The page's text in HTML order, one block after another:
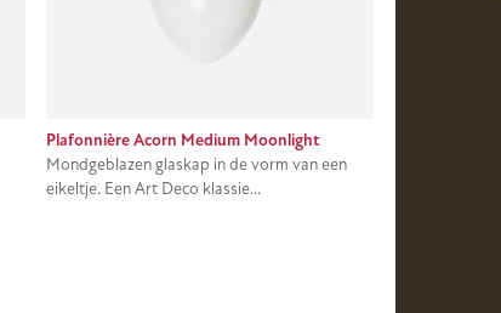
Plafonnière Acorn Medium Moonlight
Mondgeblazen glaskap in de vorm van een
eikeltje. Een Art Deco klassie...